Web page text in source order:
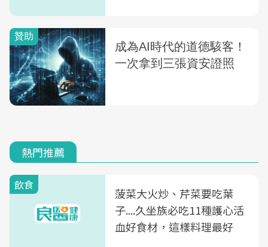
熱門推薦
飲食
菠菜大火炒、芹菜要吃葉
子....久坐族必吃11種護心活
血好食材，這樣料理最好